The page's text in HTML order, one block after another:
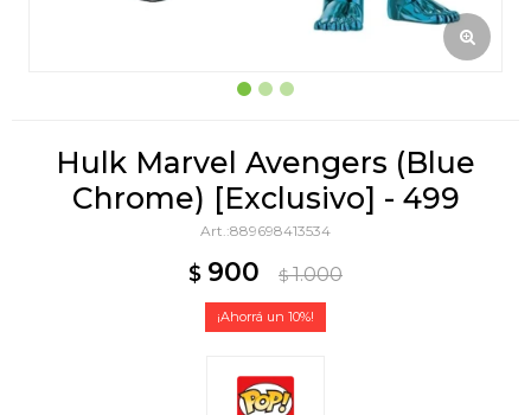
Hulk Marvel Avengers (Blue
Chrome) [Exclusivo] - 499
889698413534
$ 900 $ 1.000
10